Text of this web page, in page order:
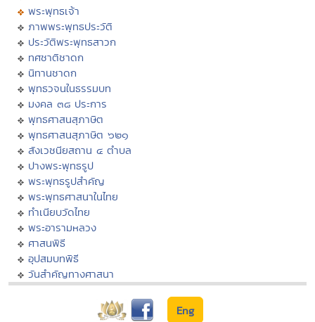
พระพุทธเจ้า
ภาพพระพุทธประวัติ
ประวัติพระพุทธสาวก
ทศชาติชาดก
นิทานชาดก
พุทธวจนในธรรมบท
มงคล ๓๘ ประการ
พุทธศาสนสุภาษิต
พุทธศาสนสุภาษิต ๖๒๑
สังเวชนียสถาน ๔ ตำบล
ปางพระพุทธรูป
พระพุทธรูปสำคัญ
พระพุทธศาสนาในไทย
ทำเนียบวัดไทย
พระอารามหลวง
ศาสนพิธี
อุปสมบทพิธี
วันสำคัญทางศาสนา
Eng